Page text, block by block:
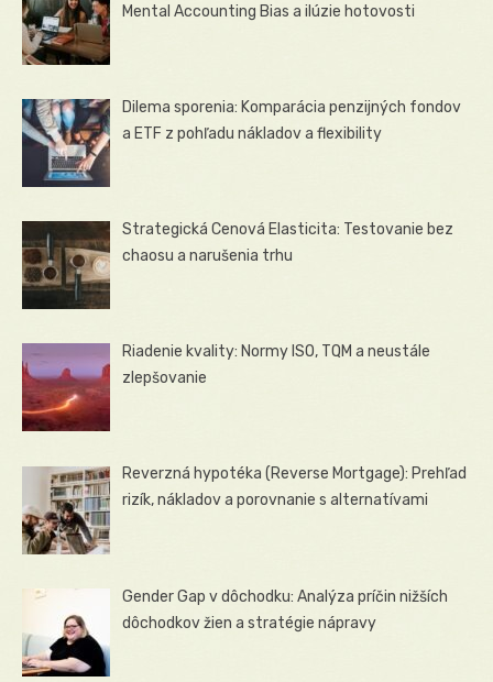
Mental Accounting Bias a ilúzie hotovosti
Dilema sporenia: Komparácia penzijných fondov
a ETF z pohľadu nákladov a flexibility
Strategická Cenová Elasticita: Testovanie bez
chaosu a narušenia trhu
Riadenie kvality: Normy ISO, TQM a neustále
zlepšovanie
Reverzná hypotéka (Reverse Mortgage): Prehľad
rizík, nákladov a porovnanie s alternatívami
Gender Gap v dôchodku: Analýza príčin nižších
dôchodkov žien a stratégie nápravy